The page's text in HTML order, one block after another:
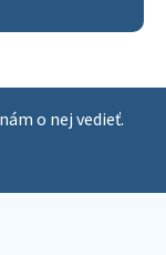
o nej vedieť.